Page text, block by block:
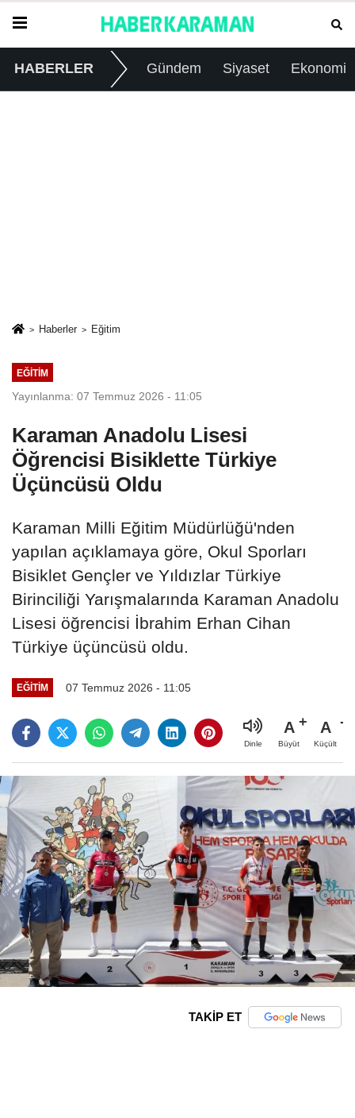
HABERLER Gündem Siyaset Ekonomi
Haberler Eğitim
EĞITIM
Yayınlanma: 07 Temmuz 2026 - 11:05
Karaman Anadolu Lisesi
Öğrencisi Bisiklette Türkiye
Üçüncüsü Oldu
Karaman Milli Eğitim Müdürlüğü'nden
yapılan açıklamaya göre, Okul Sporları
Bisiklet Gençler ve Yıldızlar Türkiye
Birinciliği Yarışmalarında Karaman Anadolu
Lisesi öğrencisi İbrahim Erhan Cihan
Türkiye üçüncüsü oldu.
EĞITIM 07 Temmuz 2026 - 11:05
Dinle
A
Büyüt
A
Küçült
TAKİP ET